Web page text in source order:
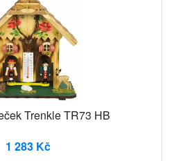
Trenkle TR73 HB
1 283 Kč